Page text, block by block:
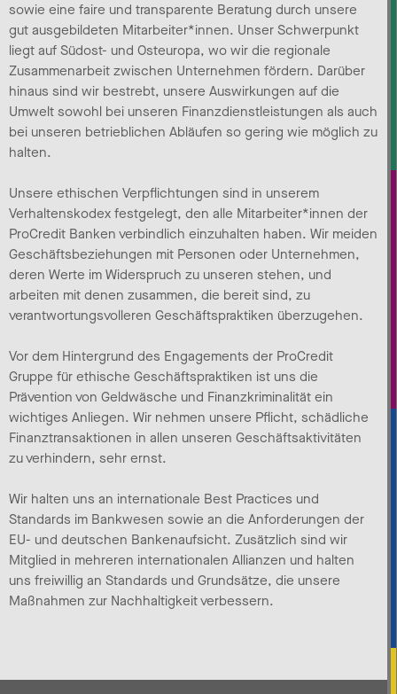
sowie eine faire und transparente Beratung durch unsere
gut ausgebildeten Mitarbeiter*innen. Unser Schwerpunkt
liegt auf Südost- und Osteuropa, wo wir die regionale
Zusammenarbeit zwischen Unternehmen fördern. Darüber
hinaus sind wir bestrebt, unsere Auswirkungen auf die
Umwelt sowohl bei unseren Finanzdienstleistungen als auch
bei unseren betrieblichen Abläufen so gering wie möglich zu
halten.
Unsere ethischen Verpflichtungen sind in unserem
Verhaltenskodex festgelegt, den alle Mitarbeiter*innen der
ProCredit Banken verbindlich einzuhalten haben. Wir meiden
Geschäftsbeziehungen mit Personen oder Unternehmen,
deren Werte im Widerspruch zu unseren stehen, und
arbeiten mit denen zusammen, die bereit sind, zu
verantwortungsvolleren Geschäftspraktiken überzugehen.
Vor dem Hintergrund des Engagements der ProCredit
Gruppe für ethische Geschäftspraktiken ist uns die
Prävention von Geldwäsche und Finanzkriminalität ein
wichtiges Anliegen. Wir nehmen unsere Pflicht, schädliche
Finanztransaktionen in allen unseren Geschäftsaktivitäten
zu verhindern, sehr ernst.
Wir halten uns an internationale Best Practices und
Standards im Bankwesen sowie an die Anforderungen der
EU- und deutschen Bankenaufsicht. Zusätzlich sind wir
Mitglied in mehreren internationalen Allianzen und halten
uns freiwillig an Standards und Grundsätze, die unsere
Maßnahmen zur Nachhaltigkeit verbessern.